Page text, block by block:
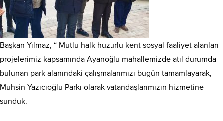
Başkan Yılmaz, “ Mutlu halk huzurlu kent sosyal faaliyet alanları
projelerimiz kapsamında Ayanoğlu mahallemizde atıl durumda
bulunan park alanındaki çalışmalarımızı bugün tamamlayarak,
Muhsin Yazıcıoğlu Parkı olarak vatandaşlarımızın hizmetine
sunduk.